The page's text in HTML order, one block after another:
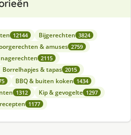
12144 Bijgerechten 3824
& amuses 2759
2115
Borrelhapjes & tapas 2015
BBQ & buiten koken 1434
1312 Kip & gevogelte 1297
1177